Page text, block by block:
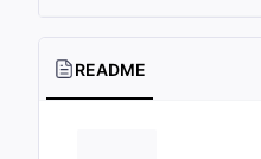
README